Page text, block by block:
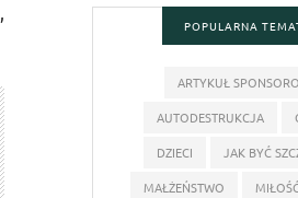
,
POPULARNA
ARTYKUŁ
AUTODESTRUKCJA
DZIECI
JAK BYĆ
MAŁŻEŃSTWO